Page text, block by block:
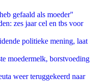
gefaald als moeder"
zes jaar cel en tbs voor
politieke mening, laat
moedermelk, borstvoeding
weer teruggekeerd naar